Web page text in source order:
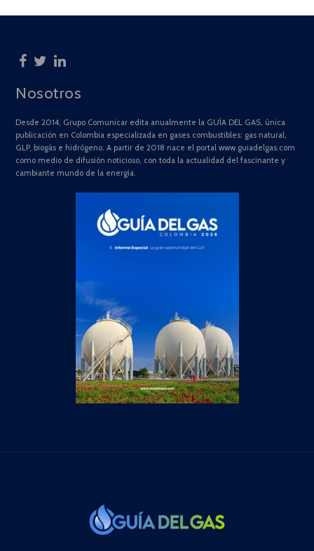
Nosotros
Desde 2014, Grupo Comunicar edita anualmente la GUÍA DEL GAS, única
publicación en Colombia especializada en gases combustibles: gas natural,
GLP, biogás e hidrógeno. A partir de 2018 nace el portal www.guiadelgas.com
como medio de difusión noticioso, con toda la actualidad del fascinante y
cambiante mundo de la energía.